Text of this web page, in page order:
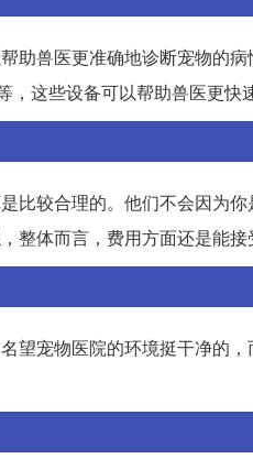
助兽医更准确地诊断宠物的
这些设备可以帮助兽医更快
比较合理的。他们不会因为
整体而言，费用方面还是能接
望宠物医院的环境挺干净的